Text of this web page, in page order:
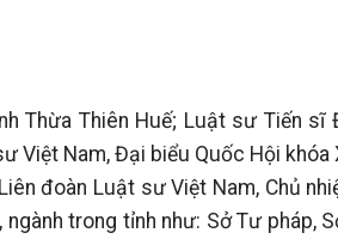
Thừa Thiên Huế; Luật sư Tiến sĩ
Việt Nam, Đại biểu Quốc Hội khóa
đoàn Luật sư Việt Nam, Chủ
trong tỉnh như: Sở Tư pháp,